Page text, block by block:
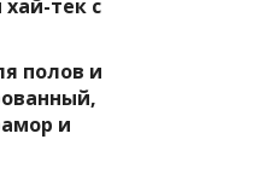
тек с
полов и
и